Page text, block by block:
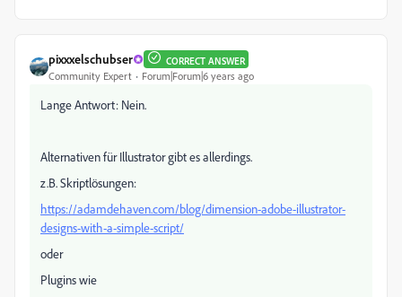
pixxxelschubser CORRECT ANSWER
Community Expert Forum|Forum|6 years ago
Lange Antwort: Nein.
Alternativen für Illustrator gibt es allerdings.
z.B. Skriptlösungen:
https://adamdehaven.com/blog/dimension-adobe-illustrator-
designs-with-a-simple-script/
oder
Plugins wie